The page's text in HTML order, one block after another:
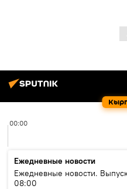
00:00
Ежедневные новости
Ежедневные новости.
08:00